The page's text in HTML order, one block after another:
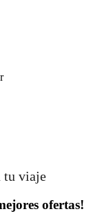
tu viaje
ofertas!